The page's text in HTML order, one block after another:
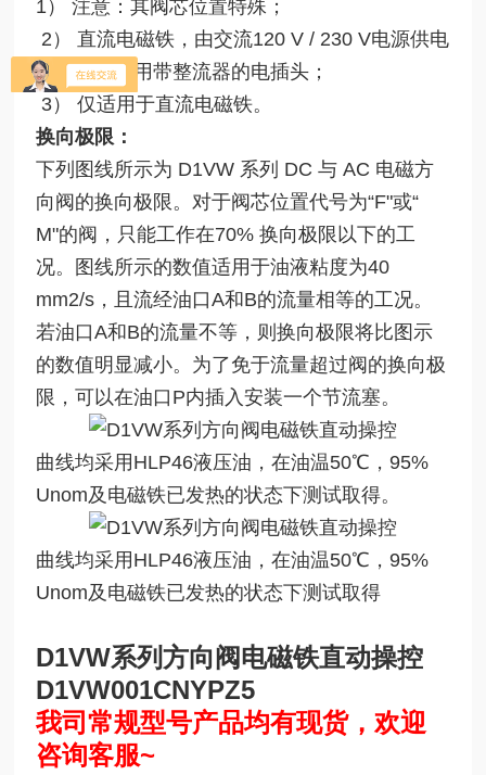
1） 注意：其阀芯位置特殊；
2） 直流电磁铁，由交流120 V / 230 V电源供电
时，需要使用带整流器的电插头；
3） 仅适用于直流电磁铁。
换向极限：
下列图线所示为 D1VW 系列 DC 与 AC 电磁方
向阀的换向极限。对于阀芯位置代号为“F"或“
M"的阀，只能工作在70% 换向极限以下的工
况。图线所示的数值适用于油液粘度为40
mm2/s，且流经油口A和B的流量相等的工况。
若油口A和B的流量不等，则换向极限将比图示
的数值明显减小。为了免于流量超过阀的换向极
限，可以在油口P内插入安装一个节流塞。
曲线均采用HLP46液压油，在油温50℃，95%
Unom及电磁铁已发热的状态下测试取得。
曲线均采用HLP46液压油，在油温50℃，95%
Unom及电磁铁已发热的状态下测试取得
D1VW系列方向阀电磁铁直动操控
D1VW001CNYPZ5
我司常规型号产品均有现货，欢迎
咨询客服~